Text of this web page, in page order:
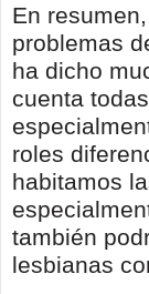
En
problemas
ha dicho
cuenta
roles
habitamos
también
lesbianas